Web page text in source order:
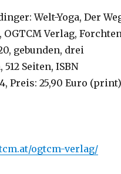
Welt-Yoga, Der
OGTCM Verlag,
gebunden, drei
Seiten, ISBN
Preis: 25,90 Euro (print)
ogtcm-verlag/